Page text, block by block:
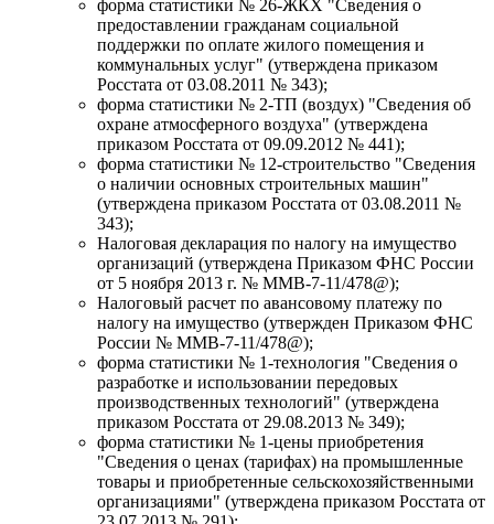
форма статистики № 26-ЖКХ "Сведения о
предоставлении гражданам социальной
поддержки по оплате жилого помещения и
коммунальных услуг" (утверждена приказом
Росстата от 03.08.2011 № 343);
форма статистики № 2-ТП (воздух) "Сведения об
охране атмосферного воздуха" (утверждена
приказом Росстата от 09.09.2012 № 441);
форма статистики № 12-строительство "Сведения
о наличии основных строительных машин"
(утверждена приказом Росстата от 03.08.2011 №
343);
Налоговая декларация по налогу на имущество
организаций (утверждена Приказом ФНС России
от 5 ноября 2013 г. № ММВ-7-11/478@);
Налоговый расчет по авансовому платежу по
налогу на имущество (утвержден Приказом ФНС
России № ММВ-7-11/478@);
форма статистики № 1-технология "Сведения о
разработке и использовании передовых
производственных технологий" (утверждена
приказом Росстата от 29.08.2013 № 349);
форма статистики № 1-цены приобретения
"Сведения о ценах (тарифах) на промышленные
товары и приобретенные сельскохозяйственными
организациями" (утверждена приказом Росстата от